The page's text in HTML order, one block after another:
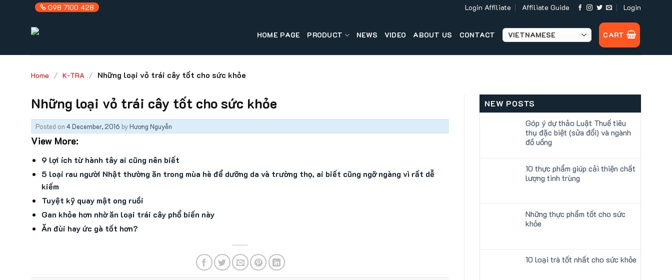
098 7100 428 Login Affiliate Affiliate Guide Login
HOME PAGE PRODUCT NEWS VIDEO ABOUT US CONTACT CART
Home / K-TRA / Những loại vỏ trái cây tốt cho sức khỏe
Những loại vỏ trái cây tốt cho sức khỏe
Posted on 4 December, 2016 byHương Nguyễn
View More:
9 lợi ích từ hành tây ai cũng nên biết
5 loại rau người Nhật thường ăn trong mùa hè để dưỡng da và trường thọ, ai biết cũng ngỡ ngàng vì rất dễ
kiếm
Tuyệt kỹ quay mật ong ruồi
Gan khỏe hơn nhờ ăn loại trái cây phổ biến này
Ăn đùi hay ức gà tốt hơn?
NEW POSTS
Góp ý dự thảo Luật Thuế tiêu
thụ đặc biệt (sửa đổi) và ngành
đồ uống
10 thực phẩm giúp cải thiện chất
lượng tinh trùng
Những thực phẩm tốt cho sức
khỏe
10 loại trà tốt nhất cho sức khỏe